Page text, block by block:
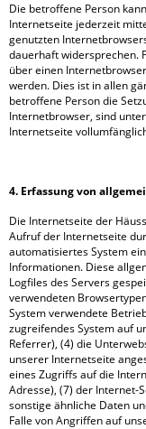
Die betroffene Person
Internetseite jederzeit
genutzten
dauerhaft widersprechen.
über einen
werden. Dies ist in allen
betroffene Person die
Internetbrowser, sind
Internetseite
4. Erfassung von
Die Internetseite der
Aufruf der Internetseite
automatisiertes System
Informationen. Diese
Logfiles des Servers
verwendeten
System verwendete
zugreifendes System auf
Referrer), (4) die
unserer Internetseite
eines Zugriffs auf die
Adresse), (7) der Internet-
sonstige ähnliche Daten
Falle von Angriffen auf